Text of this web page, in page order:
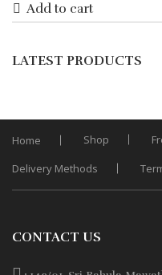
Add to cart
LATEST PRODUCTS
Home Shop
Delivery Methods
CONTACT US